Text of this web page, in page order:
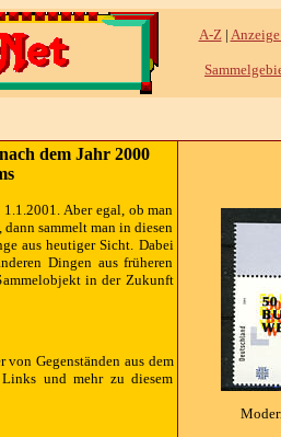
A-Z|
dem Jahr 2000
Aber egal, ob man
sammelt man in diesen
aus heutiger Sicht. Dabei
Dingen aus früheren
in der Zukunft
Gegenständen aus dem
und mehr zu diesem